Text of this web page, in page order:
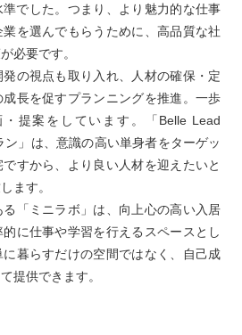
でした。つまり、より魅力的な仕事
を選んでもらうために、高品質な社
必要です。
の視点も取り入れ、人材の確保・定
長を促すプランニングを推進。一歩
提案をしています。「Belle Lead
」は、意識の高い単身者をターゲッ
すから、より良い人材を迎えたいと
ます。
「ミニラボ」は、向上心の高い入居
に仕事や学習を行えるスペースとし
暮らすだけの空間ではなく、自己成
提供できます。